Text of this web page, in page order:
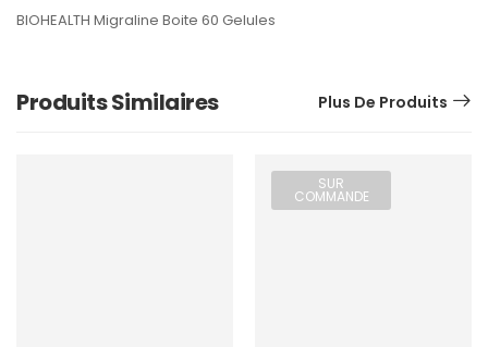
BIOHEALTH Migraline Boite 60 Gelules
Produits Similaires Plus De Produits
SUR
COMMANDE